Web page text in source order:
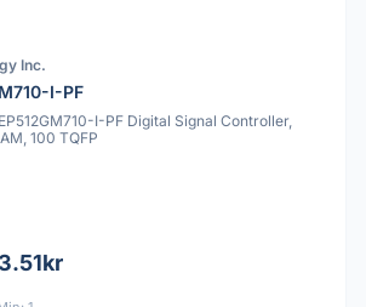
Inc.
I-PF
I-PF Digital Signal Controller,
100 TQFP